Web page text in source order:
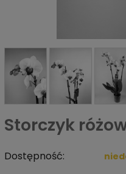
Storczyk
Dostępność: